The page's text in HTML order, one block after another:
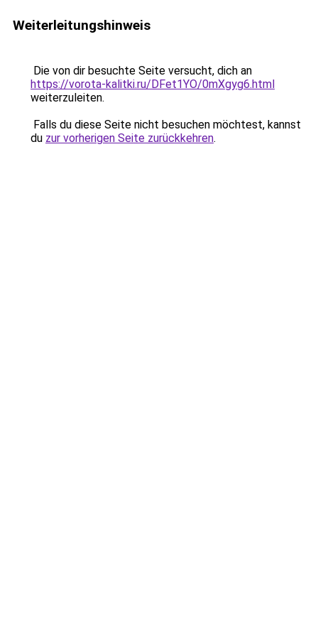
Weiterleitungshinweis
Die von dir besuchte Seite versucht, dich an
https://vorota-kalitki.ru/DFet1YO/0mXgyg6.html
weiterzuleiten.
Falls du diese Seite nicht besuchen möchtest, kannst
du zur vorherigen Seite zurückkehren.